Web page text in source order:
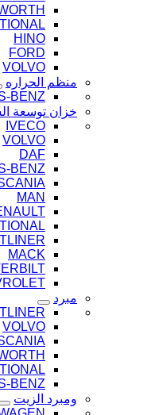
HINO
FORD
VOLVO
منظم الحراره
BENZ
خزان توسعة
IVECO
VOLVO
DAF
BENZ
MAN
MACK
مبرد
VOLVO
BENZ
ومبرد الزيت